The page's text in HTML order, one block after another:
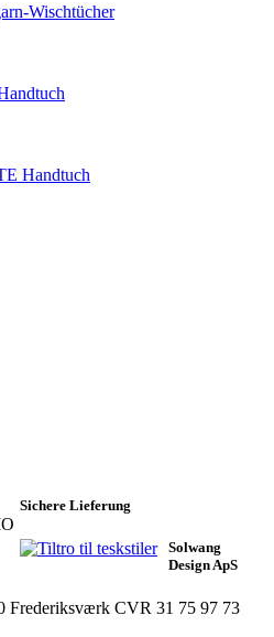
Wischtücher
Handtuch
Sichere Lieferung
Solwang
Design ApS
Frederiksværk CVR 31 75 97 73